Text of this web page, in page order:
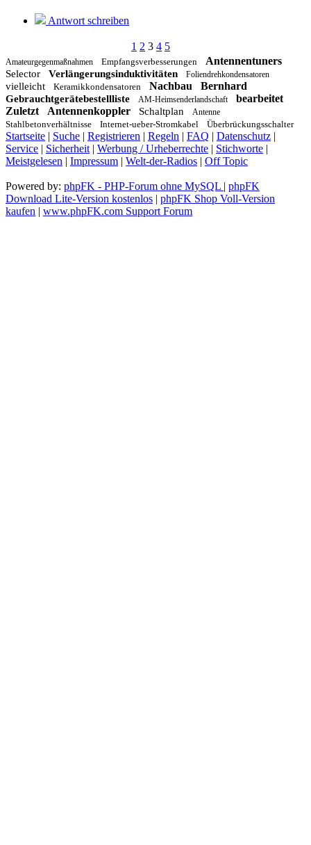
Antwort schreiben
1 2 3 4 5
Amateurgegenmaßnahmen Empfangsverbesserungen Antennentuners
Selector Verlängerungsinduktivitäten Foliendrehkondensatoren
vielleicht Keramikkondensatoren Nachbau Bernhard
Gebrauchtgerätebestellliste AM-Heimsenderlandschaft
bearbeitet
Zuletzt
Antennenkoppler Schaltplan Antenne
Stahlbetonverhältnisse Internet-ueber-Stromkabel Überbrückungsschalter
Startseite | Suche | Registrieren | Regeln | FAQ | Datenschutz |
Service | Sicherheit | Werbung / Urheberrechte | Stichworte |
Meistgelesen | Impressum | Welt-der-Radios | Off Topic
Powered by: phpFK - PHP-Forum ohne MySQL | phpFK
Download Lite-Version kostenlos | phpFK Shop Voll-Version
kaufen | www.phpFK.com Support Forum